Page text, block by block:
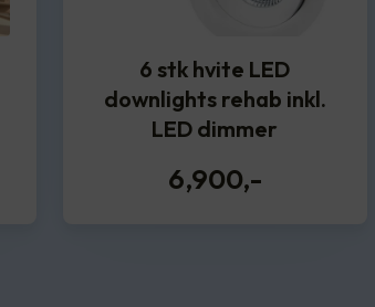
6 stk hvite LED
downlights rehab inkl.
LED dimmer
6,900,-